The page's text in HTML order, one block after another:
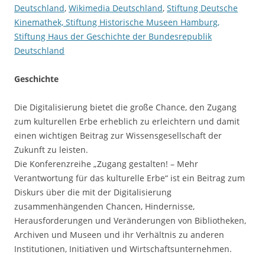
Deutschland, Wikimedia Deutschland, Stiftung Deutsche
Kinemathek, Stiftung Historische Museen Hamburg,
Stiftung Haus der Geschichte der Bundesrepublik
Deutschland
Geschichte
Die Digitalisierung bietet die große Chance, den Zugang
zum kulturellen Erbe erheblich zu erleichtern und damit
einen wichtigen Beitrag zur Wissensgesellschaft der
Zukunft zu leisten.
Die Konferenzreihe „Zugang gestalten! – Mehr
Verantwortung für das kulturelle Erbe“ ist ein Beitrag zum
Diskurs über die mit der Digitalisierung
zusammenhängenden Chancen, Hindernisse,
Herausforderungen und Veränderungen von Bibliotheken,
Archiven und Museen und ihr Verhältnis zu anderen
Institutionen, Initiativen und Wirtschaftsunternehmen.